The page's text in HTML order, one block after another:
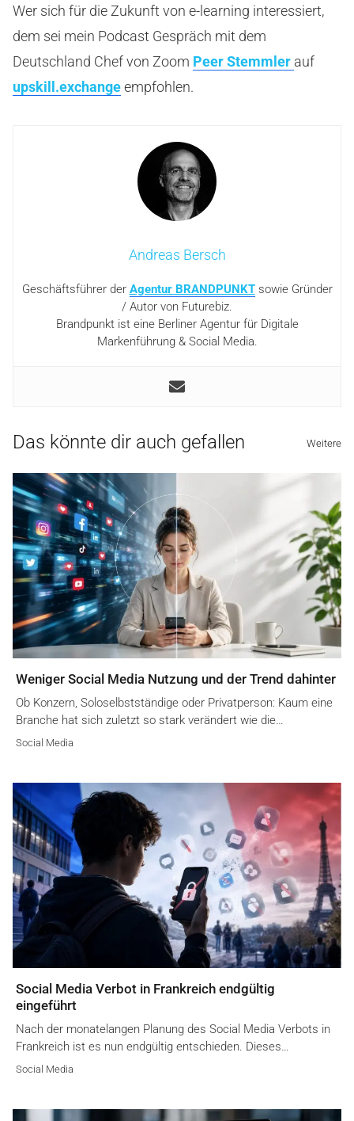
Wer sich für die Zukunft von e-learning interessiert,
dem sei mein Podcast Gespräch mit dem
Deutschland Chef von Zoom Peer Stemmler auf
upskill.exchangeempfohlen.
Andreas Bersch
Geschäftsführer der Agentur BRANDPUNKTsowie Gründer
/ Autor von Futurebiz.
Brandpunkt ist eine Berliner Agentur für Digitale
Markenführung & Social Media.
Das könnte dir auch gefallen Weitere
Weniger Social Media Nutzung und der Trend dahinter
Ob Konzern, Soloselbstständige oder Privatperson: Kaum eine
Branche hat sich zuletzt so stark verändert wie die…
Social Media
Social Media Verbot in Frankreich endgültig
eingeführt
Nach der monatelangen Planung des Social Media Verbots in
Frankreich ist es nun endgültig entschieden. Dieses…
Social Media